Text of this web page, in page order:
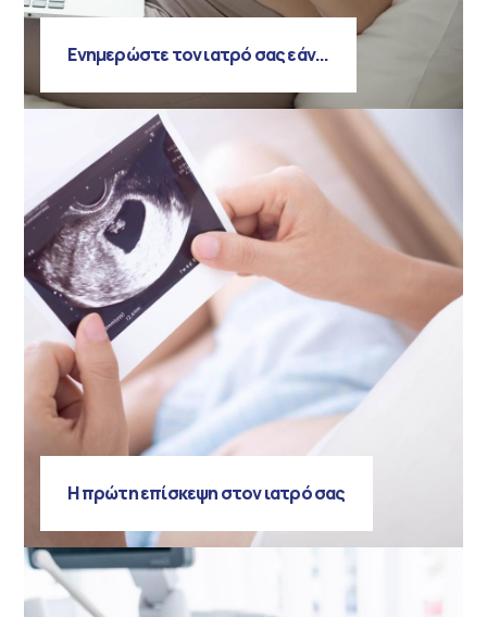
Ενημερώστε τον ιατρό σας εάν...
Η πρώτη επίσκεψη στον ιατρό σας